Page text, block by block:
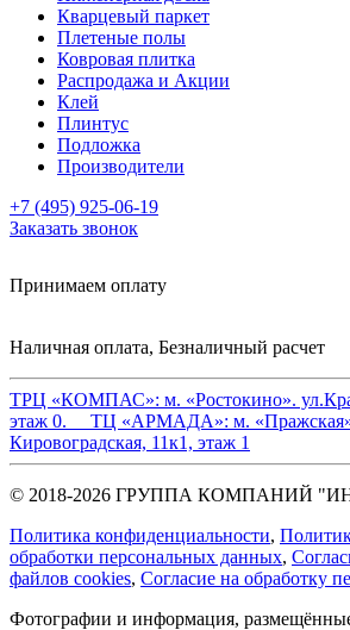
Кварцевый паркет
Плетеные полы
Ковровая плитка
Распродажа и Акции
Клей
Плинтус
Подложка
Производители
+7 (495) 925-06-19
Заказать звонок
Принимаем оплату
Наличная оплата, Безналичный расчет
ТРЦ «КОМПАС»: м. «Ростокино».
этаж 0. ТЦ «АРМАДА»: м.
Кировоградская, 11к1, этаж 1
© 2018-2026 ГРУППА КОМПАНИЙ
Политика конфиденциальности,
обработки персональных данных,
файлов cookies, Согласие на обработку
Фотографии и информация,